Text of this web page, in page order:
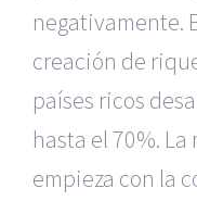
negativamente.
creación de
países ricos
hasta el 70%.
empieza con la